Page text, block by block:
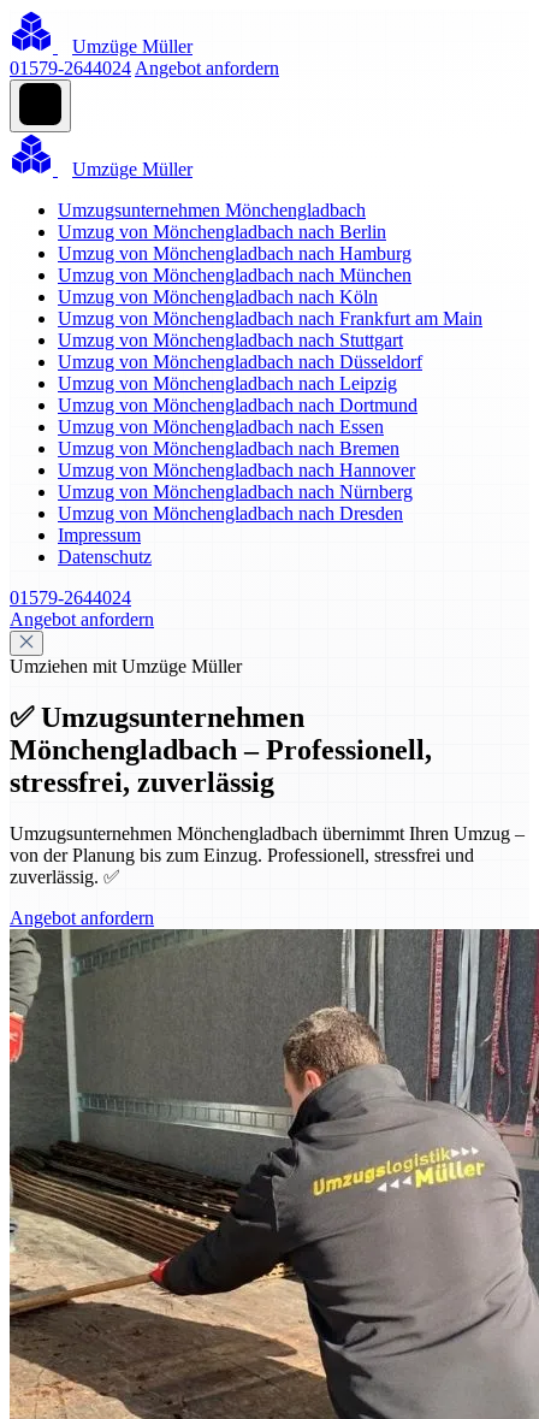
Umzüge Müller
01579-2644024 Angebot anfordern
Umzüge Müller
Umzugsunternehmen Mönchengladbach
Umzug von Mönchengladbach nach Berlin
Umzug von Mönchengladbach nach Hamburg
Umzug von Mönchengladbach nach München
Umzug von Mönchengladbach nach Köln
Umzug von Mönchengladbach nach Frankfurt am Main
Umzug von Mönchengladbach nach Stuttgart
Umzug von Mönchengladbach nach Düsseldorf
Umzug von Mönchengladbach nach Leipzig
Umzug von Mönchengladbach nach Dortmund
Umzug von Mönchengladbach nach Essen
Umzug von Mönchengladbach nach Bremen
Umzug von Mönchengladbach nach Hannover
Umzug von Mönchengladbach nach Nürnberg
Umzug von Mönchengladbach nach Dresden
Impressum
Datenschutz
01579-2644024
Angebot anfordern
Umziehen mit Umzüge Müller
✅ Umzugsunternehmen
Mönchengladbach – Professionell,
stressfrei, zuverlässig
Umzugsunternehmen Mönchengladbach übernimmt Ihren Umzug –
von der Planung bis zum Einzug. Professionell, stressfrei und
zuverlässig. ✅
Angebot anfordern